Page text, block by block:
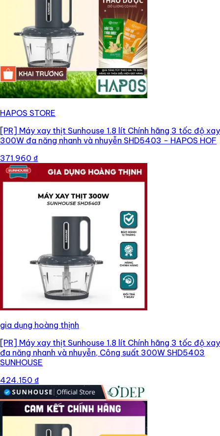
HAPOS STORE
[PR] Máy xay thịt Sunhouse 1.8 lít Chính hãng 3 tốc độ xay
300W đa năng nhanh và nhuyễn SHD5403 - HAPOS HOF
371.960 ₫
gia dụng hoàng thịnh
[PR] Máy xay thịt Sunhouse 1.8 lít Chính hãng 3 tốc độ xay
đa năng nhanh và nhuyễn, Công suất 300W SHD5403
SUNHOUSE
424.150 ₫